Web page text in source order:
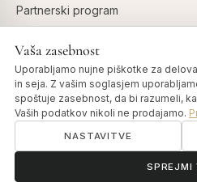
Partnerski program
VARNO
© 2026 Art of Vedas · Authentic
info@artofvedas.com
Vaša zasebnost
Uporabljamo nujne piškotke za
in seja. Z vašim soglasjem
spoštuje zasebnost, da bi razumeli,
Vaših podatkov nikoli ne prodajamo.
NASTAVITVE
SPREJMI